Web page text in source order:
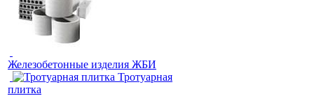
Железобетонные изделия ЖБИ
Тротуарная
плитка